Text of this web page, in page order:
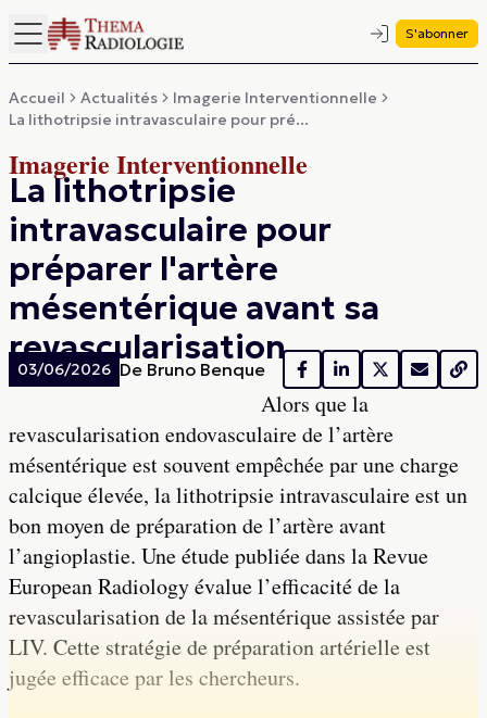
S'abonner
Accueil Actualités
Imagerie Interventionnelle
La lithotripsie intravasculaire pour pré...
Imagerie Interventionnelle
La lithotripsie
intravasculaire pour
préparer l'artère
mésentérique avant sa
revascularisation
03/06/2026 De Bruno Benque
Alors que la
revascularisation endovasculaire de l’artère
mésentérique est souvent empêchée par une charge
calcique élevée, la lithotripsie intravasculaire est un
bon moyen de préparation de l’artère avant
l’angioplastie. Une étude publiée dans la Revue
European Radiology évalue l’efficacité de la
revascularisation de la mésentérique assistée par
LIV. Cette stratégie de préparation artérielle est
jugée efficace par les chercheurs.